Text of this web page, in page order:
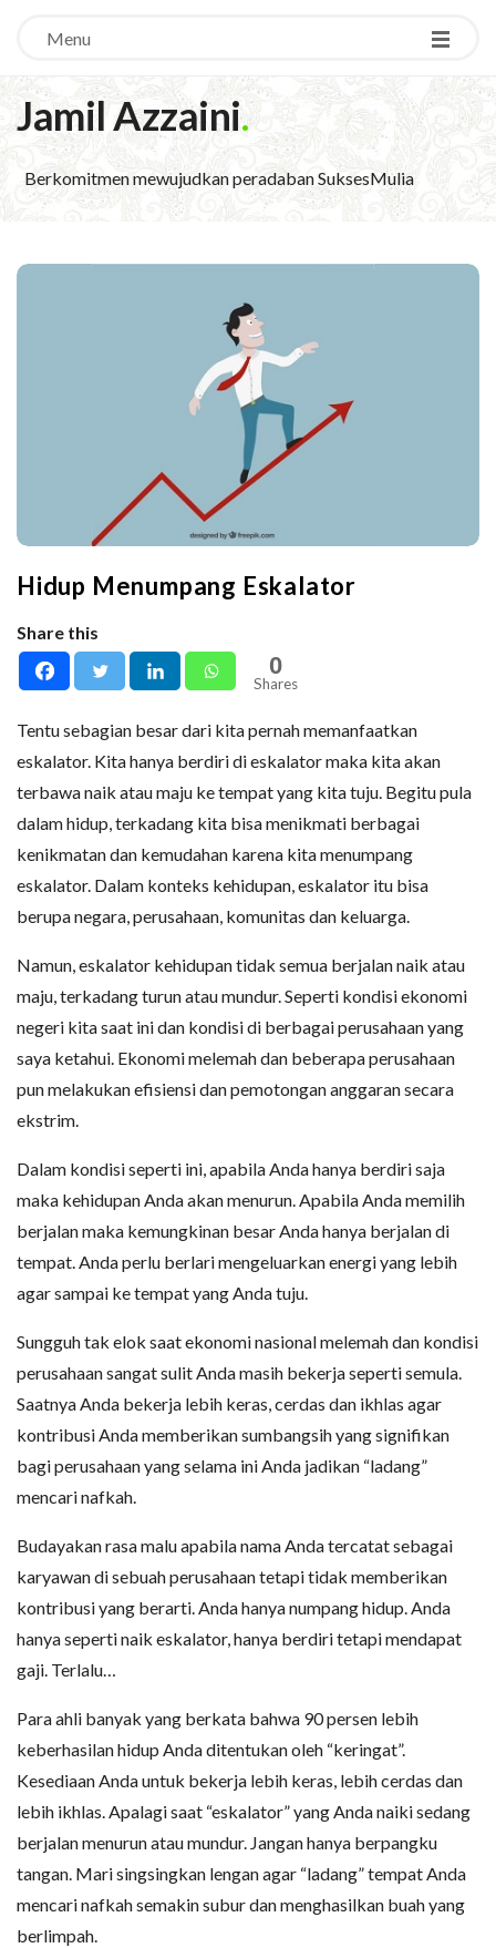
Menu
Jamil Azzaini.
Berkomitmen mewujudkan peradaban SuksesMulia
Hidup Menumpang Eskalator
Share this
0
Shares
Tentu sebagian besar dari kita pernah memanfaatkan
eskalator. Kita hanya berdiri di eskalator maka kita akan
terbawa naik atau maju ke tempat yang kita tuju. Begitu pula
dalam hidup, terkadang kita bisa menikmati berbagai
kenikmatan dan kemudahan karena kita menumpang
eskalator. Dalam konteks kehidupan, eskalator itu bisa
berupa negara, perusahaan, komunitas dan keluarga.
Namun, eskalator kehidupan tidak semua berjalan naik atau
maju, terkadang turun atau mundur. Seperti kondisi ekonomi
negeri kita saat ini dan kondisi di berbagai perusahaan yang
saya ketahui. Ekonomi melemah dan beberapa perusahaan
pun melakukan efisiensi dan pemotongan anggaran secara
ekstrim.
Dalam kondisi seperti ini, apabila Anda hanya berdiri saja
maka kehidupan Anda akan menurun. Apabila Anda memilih
berjalan maka kemungkinan besar Anda hanya berjalan di
tempat. Anda perlu berlari mengeluarkan energi yang lebih
agar sampai ke tempat yang Anda tuju.
Sungguh tak elok saat ekonomi nasional melemah dan kondisi
perusahaan sangat sulit Anda masih bekerja seperti semula.
Saatnya Anda bekerja lebih keras, cerdas dan ikhlas agar
kontribusi Anda memberikan sumbangsih yang signifikan
bagi perusahaan yang selama ini Anda jadikan “ladang”
mencari nafkah.
Budayakan rasa malu apabila nama Anda tercatat sebagai
karyawan di sebuah perusahaan tetapi tidak memberikan
kontribusi yang berarti. Anda hanya numpang hidup. Anda
hanya seperti naik eskalator, hanya berdiri tetapi mendapat
gaji. Terlalu…
Para ahli banyak yang berkata bahwa 90 persen lebih
keberhasilan hidup Anda ditentukan oleh “keringat”.
Kesediaan Anda untuk bekerja lebih keras, lebih cerdas dan
lebih ikhlas. Apalagi saat “eskalator” yang Anda naiki sedang
berjalan menurun atau mundur. Jangan hanya berpangku
tangan. Mari singsingkan lengan agar “ladang” tempat Anda
mencari nafkah semakin subur dan menghasilkan buah yang
berlimpah.